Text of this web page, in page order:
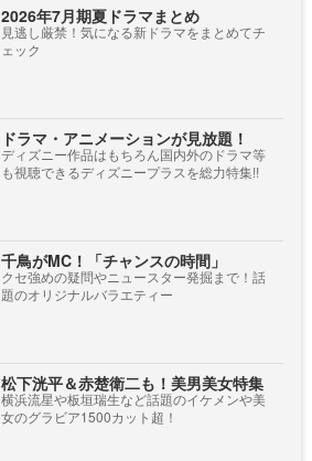
2026年7月期夏ドラマまとめ
見逃し厳禁！気になる新ドラマをまとめてチ
ェック
ドラマ・アニメーションが見放題！
ディズニー作品はもちろん国内外のドラマ等
も視聴できるディズニープラスを総力特集!!
千鳥がMC！「チャンスの時間」
クセ強めの疑問やニュースター発掘まで！話
題のオリジナルバラエティー
松下洸平＆赤楚衛二も！美男美女特集
横浜流星や板垣瑞生など話題のイケメンや美
女のグラビア1500カット超！